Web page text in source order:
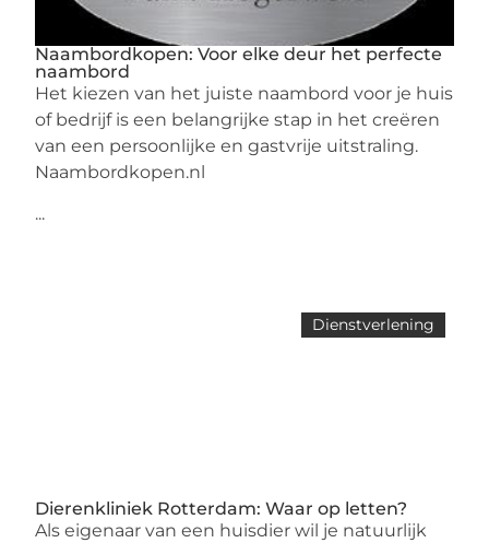
Naambordkopen: Voor elke deur het perfecte
naambord
Het kiezen van het juiste naambord voor je huis
of bedrijf is een belangrijke stap in het creëren
van een persoonlijke en gastvrije uitstraling.
Naambordkopen.nl
...
Dienstverlening
Dierenkliniek Rotterdam: Waar op letten?
Als eigenaar van een huisdier wil je natuurlijk